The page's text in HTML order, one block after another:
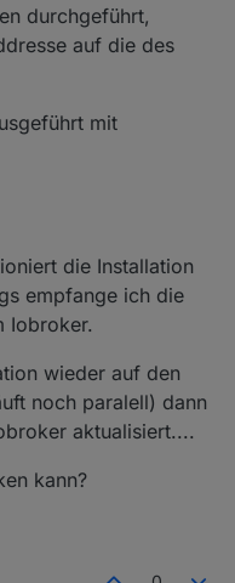
durchgeführt,
auf die des
mit
die Installation
empfange ich die
Iobroker.
wieder auf den
noch paralell) dann
aktualisiert....
kann?